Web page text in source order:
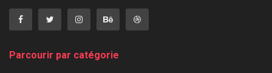
Parcourir par catégorie